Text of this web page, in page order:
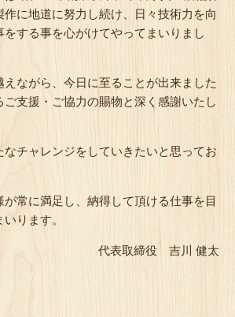
に地道に努力し続け、日々技術力を向
する事を心がけてやってまいりまし
ながら、今日に至ることが出来ました
支援・ご協力の賜物と深く感謝いたし
なチャレンジをしていきたいと思ってお
常に満足し、納得して頂ける仕事を目
いります。
代表取締役 吉川 健太